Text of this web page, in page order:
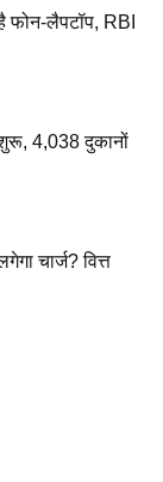
फोन-लैपटॉप, RBI
4,038 दुकानों
चार्ज? वित्त